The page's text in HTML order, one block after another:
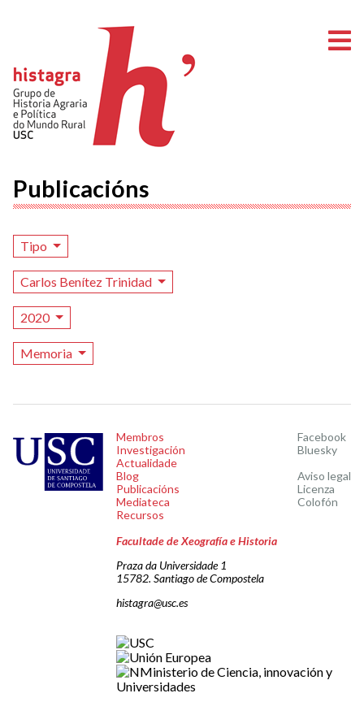
Publicacións
Tipo
Carlos Benítez Trinidad
2020
Memoria
Membros
Investigación
Actualidade
Blog
Publicacións
Mediateca
Recursos
Facebook
Bluesky
Aviso legal
Licenza
Colofón
Facultade de Xeografía e Historia
Praza da Universidade 1
15782. Santiago de Compostela
histagra@usc.es